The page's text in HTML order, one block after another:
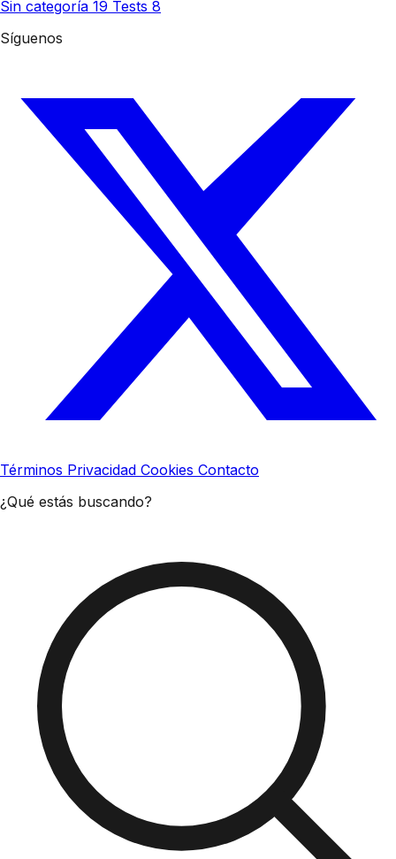
Sin categoría 19 Tests 8
Síguenos
Términos Privacidad Cookies Contacto
¿Qué estás buscando?